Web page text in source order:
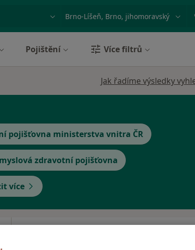
nebo příjmení Město nebo region
Pojištění Více filtrů
Jak řadíme výsledky
pojišťovna ministerstva vnitra ČR
zdravotní pojišťovna
více